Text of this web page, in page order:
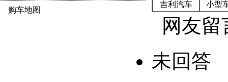
购车地图
吉利汽车
小型
网友留
未回答